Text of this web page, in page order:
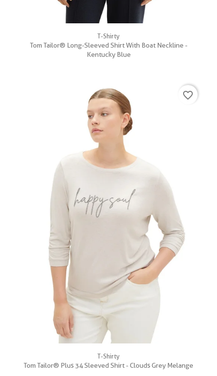
T-Shirty
Tom Tailor® Long-Sleeved Shirt With Boat Neckline -
Kentucky Blue
T-Shirty
Tom Tailor® Plus 34 Sleeved Shirt - Clouds Grey Melange
favorite_border